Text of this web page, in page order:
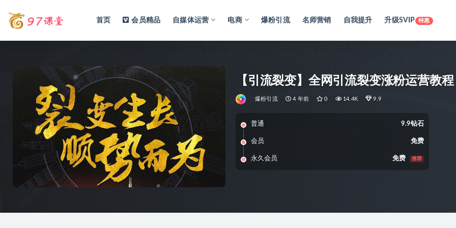
首页 会员精品 自媒体运营 电商 爆粉引流 名师营销 自我提升 升级SVIP 特惠
【引流裂变】全网引流裂变涨粉运营教程
爆粉引流 4 年前 0 14.4K 9.9
普通 9.9钻石
会员 免费
永久会员 免费 推荐